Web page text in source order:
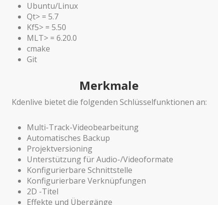
Ubuntu/Linux
Qt> = 5.7
Kf5> = 5.50
MLT> = 6.20.0
cmake
Git
Merkmale
Kdenlive bietet die folgenden Schlüsselfunktionen an:
Multi-Track-Videobearbeitung
Automatisches Backup
Projektversioning
Unterstützung für Audio-/Videoformate
Konfigurierbare Schnittstelle
Konfigurierbare Verknüpfungen
2D -Titel
Effekte und Übergänge